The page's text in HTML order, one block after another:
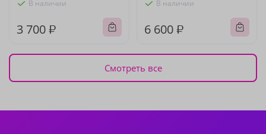
В наличии
3 700 ₽
В наличии
6 600 ₽
Смотреть все